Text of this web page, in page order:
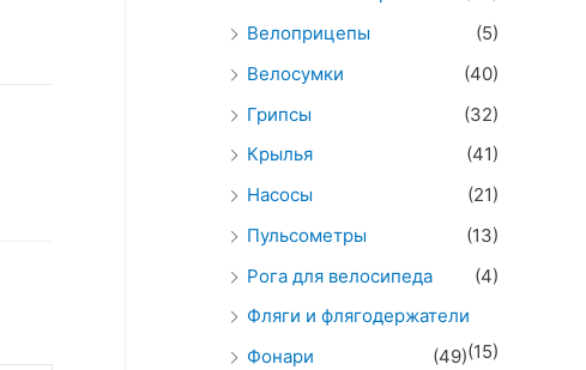
Велоприцепы
(5)
Велосумки
(40)
Грипсы
(32)
Крылья
(41)
Насосы
(21)
Пульсометры
(13)
Рога для велосипеда
(4)
Фляги и флягодержатели
(15)
Фонари
(49)